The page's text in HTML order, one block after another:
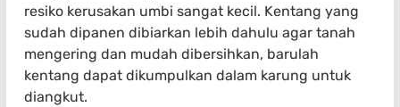
resiko kerusakan umbi sangat kecil. Kentang yang
sudah dipanen dibiarkan lebih dahulu agar tanah
mengering dan mudah dibersihkan, barulah
kentang dapat dikumpulkan dalam karung untuk
diangkut.